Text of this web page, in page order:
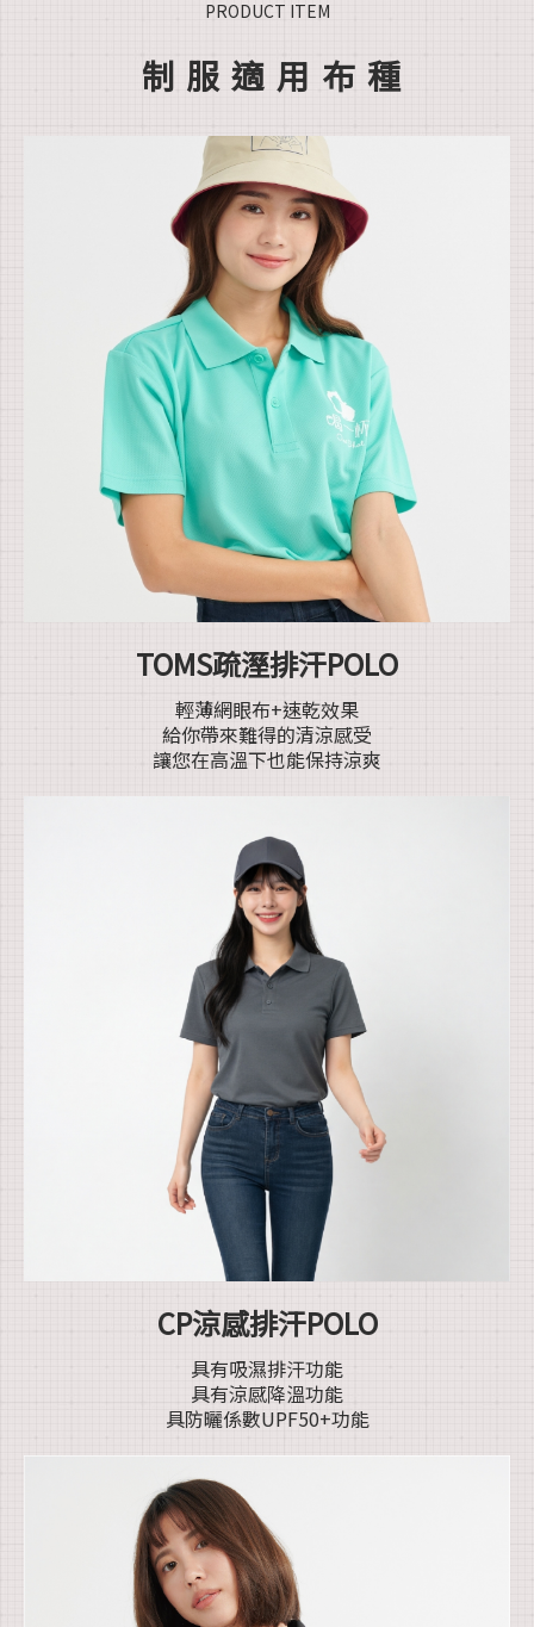
PRODUCT ITEM
制服適用布種
TOMS疏溼排汗POLO
輕薄網眼布+速乾效果
給你帶來難得的清涼感受
讓您在高溫下也能保持涼爽
CP涼感排汗POLO
具有吸濕排汗功能
具有涼感降溫功能
具防曬係數UPF50+功能